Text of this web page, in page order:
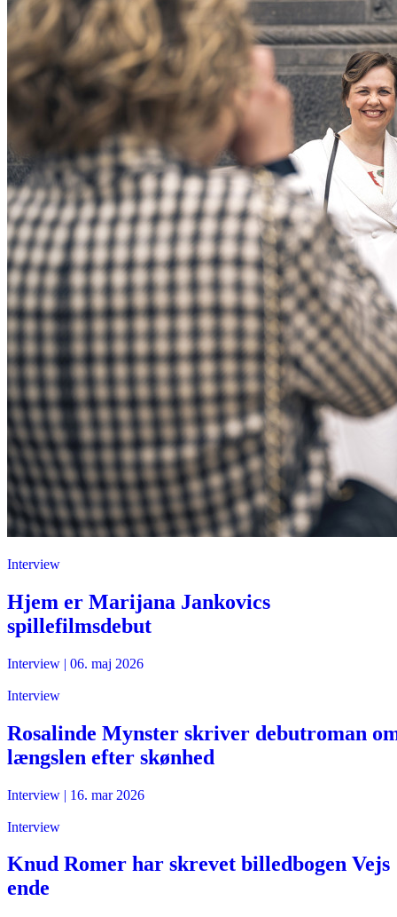
Interview
Hjem er Marijana Jankovics
spillefilmsdebut
Interview | 06. maj 2026
Interview
Rosalinde Mynster skriver debutroman
længslen efter skønhed
Interview | 16. mar 2026
Interview
Knud Romer har skrevet billedbogen Vejs
ende